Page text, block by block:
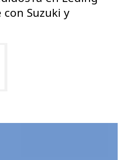
con Suzuki y